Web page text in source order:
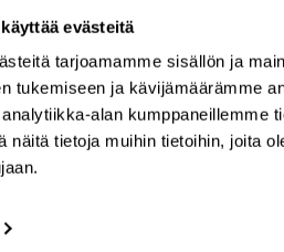
evästeitä
tarjoamamme sisällön ja
tukemiseen ja kävijämäärämme
alan kumppaneillemme
näitä tietoja muihin tietoihin, joita